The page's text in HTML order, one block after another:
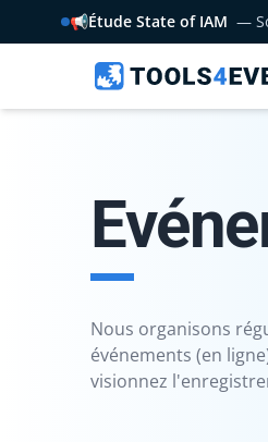
📢Étude State of IAM —
Nous organisons
événements (en
visionnez